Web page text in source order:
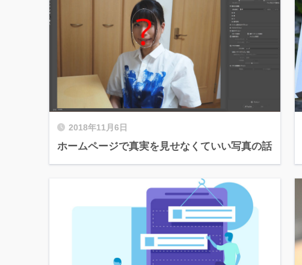
2018年11月6日
ホームページで真実を見せなくていい写真の話